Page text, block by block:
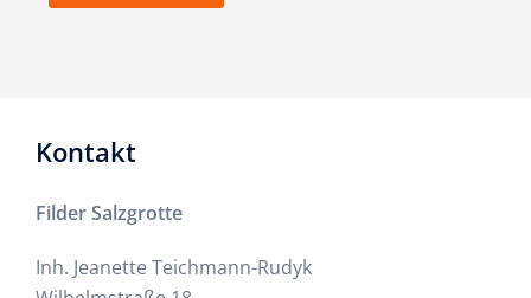
Kontakt
Filder Salzgrotte
Inh. Jeanette Teichmann-Rudyk